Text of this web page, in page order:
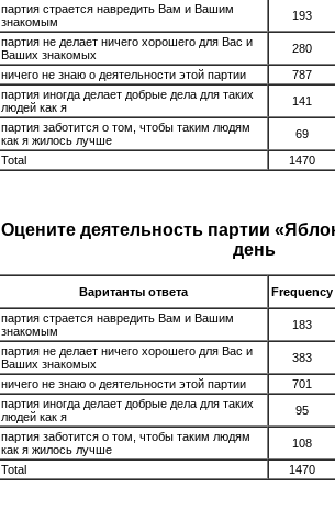
партия страется навредить Вам и Вашим
знакомым
193
партия не делает ничего хорошего для Вас и
Ваших знакомых
280
ничего не знаю о деятельности этой партии
787
партия иногда делает добрые дела для таких
людей как я
141
партия заботится о том, чтобы таким людям
как я жилось лучше
69
Total
1470
Оцените деятельность партии
день
Ваританты ответа
Frequency
партия страется навредить Вам и Вашим
знакомым
183
партия не делает ничего хорошего для Вас и
Ваших знакомых
383
ничего не знаю о деятельности этой партии
701
партия иногда делает добрые дела для таких
людей как я
95
партия заботится о том, чтобы таким людям
как я жилось лучше
108
Total
1470